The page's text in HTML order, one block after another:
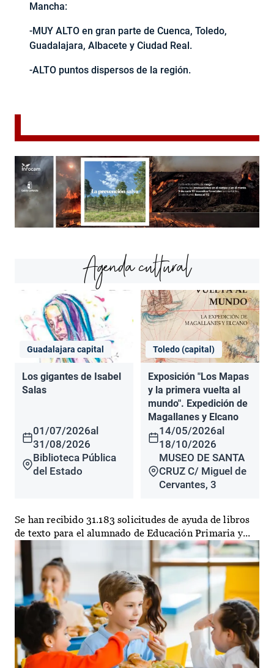
Mancha:
-MUY ALTO en gran parte de Cuenca, Toledo,
Guadalajara, Albacete y Ciudad Real.
-ALTO puntos dispersos de la región.
Agenda cultural
Guadalajara capital
Los gigantes de Isabel
Salas
01/07/2026al
31/08/2026
Biblioteca Pública
del Estado
Toledo (capital)
Exposición "Los Mapas
y la primera vuelta al
mundo". Expedición de
Magallanes y Elcano
14/05/2026al
18/10/2026
MUSEO DE SANTA
CRUZ C/ Miguel de
Cervantes, 3
Se han recibido 31.183 solicitudes de ayuda de libros
de texto para el alumnado de Educación Primaria y...